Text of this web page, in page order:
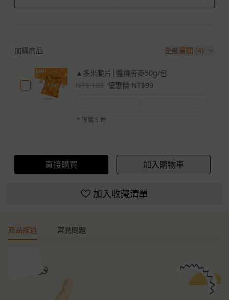
加購商品 全部展開 (4)
▲多米脆片│醬燒夯麥50g/包
NT$ 109 優惠價 NT$99
* 限購 5 件
直接購買 加入購物車
加入收藏清單
商品描述 常見問題